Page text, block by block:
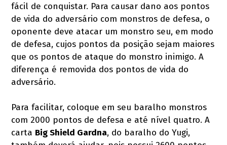
fácil de conquistar. Para causar dano aos pontos
de vida do adversário com monstros de defesa, o
oponente deve atacar um monstro seu, em modo
de defesa, cujos pontos da posição sejam maiores
que os pontos de ataque do monstro inimigo. A
diferença é removida dos pontos de vida do
adversário.
Para facilitar, coloque em seu baralho monstros
com 2000 pontos de defesa e até nível quatro. A
carta Big Shield Gardna, do baralho do Yugi,